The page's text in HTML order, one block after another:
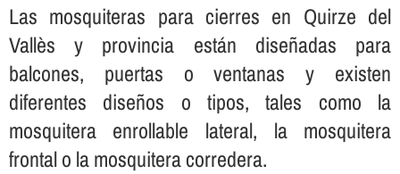
Las mosquiteras para cierres en Quirze del
Vallès y provincia están diseñadas para
balcones, puertas o ventanas y existen
diferentes diseños o tipos, tales como la
mosquitera enrollable lateral, la mosquitera
frontal o la mosquitera corredera.